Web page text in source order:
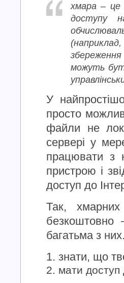
хмара – це
доступу
можуть
У
просто
файли не
сервері у
працювати з
пристрою і
доступ до
Так,
безкоштовно
багатьма з
знати, що
мати доступ